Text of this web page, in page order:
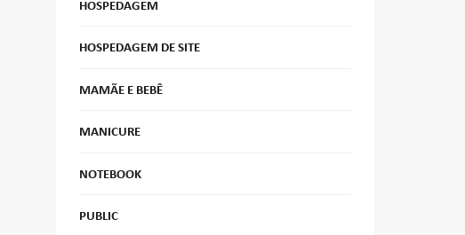
HOSPEDAGEM
HOSPEDAGEM DE SITE
MAMÃE E BEBÊ
MANICURE
NOTEBOOK
PUBLIC